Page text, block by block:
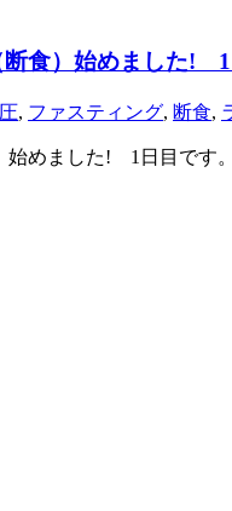
食）始めました! 1
, ファスティング, 断食,
めました! 1日目です